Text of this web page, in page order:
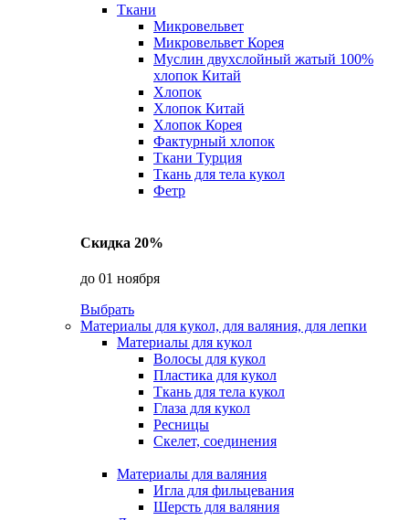
Ткани
Микровельвет
Микровельвет Корея
Муслин двухслойный жатый 100%
хлопок Китай
Хлопок
Хлопок Китай
Хлопок Корея
Фактурный хлопок
Ткани Турция
Ткань для тела кукол
Фетр
Скидка 20%
до 01 ноября
Выбрать
Материалы для кукол, для валяния, для лепки
Материалы для кукол
Волосы для кукол
Пластика для кукол
Ткань для тела кукол
Глаза для кукол
Ресницы
Скелет, соединения
Материалы для валяния
Игла для фильцевания
Шерсть для валяния